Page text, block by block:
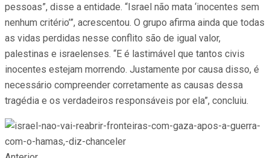
pessoas”, disse a entidade. “Israel não mata ‘inocentes sem
nenhum critério’”, acrescentou. O grupo afirma ainda que todas
as vidas perdidas nesse conflito são de igual valor,
palestinas e israelenses. “E é lastimável que tantos civis
inocentes estejam morrendo. Justamente por causa disso, é
necessário compreender corretamente as causas dessa
tragédia e os verdadeiros responsáveis por ela”, concluiu.